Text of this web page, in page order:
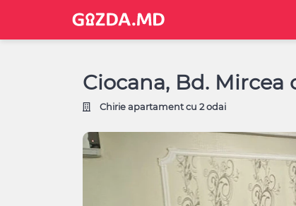
Ciocana, Bd. Mircea
Chirie apartament cu 2 odai